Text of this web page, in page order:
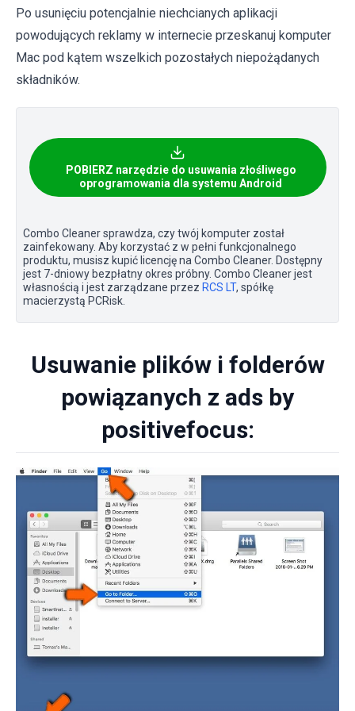
Po usunięciu potencjalnie niechcianych aplikacji
powodujących reklamy w internecie przeskanuj komputer
Mac pod kątem wszelkich pozostałych niepożądanych
składników.
POBIERZ narzędzie do usuwania złośliwego
oprogramowania dla systemu Android
Combo Cleaner sprawdza, czy twój komputer został
zainfekowany. Aby korzystać z w pełni funkcjonalnego
produktu, musisz kupić licencję na Combo Cleaner. Dostępny
jest 7-dniowy bezpłatny okres próbny. Combo Cleaner jest
własnością i jest zarządzane przez RCS LT, spółkę
macierzystą PCRisk.
Usuwanie plików i folderów
powiązanych z ads by
positivefocus: